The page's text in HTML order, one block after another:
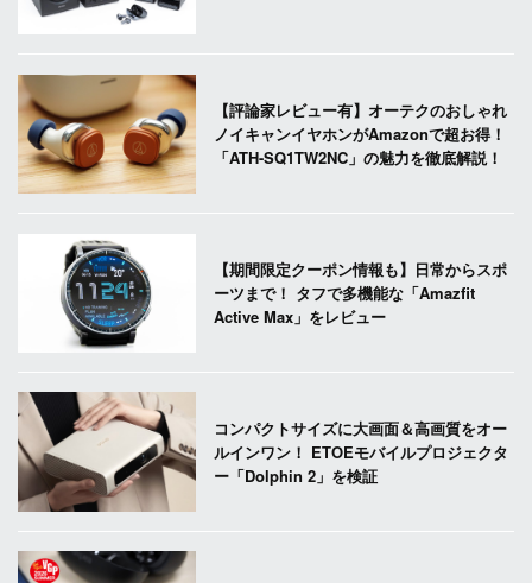
【評論家レビュー有】オーテクのおしゃれ
ノイキャンイヤホンがAmazonで超お得！
「ATH-SQ1TW2NC」の魅力を徹底解説！
【期間限定クーポン情報も】日常からスポ
ーツまで！ タフで多機能な「Amazfit
Active Max」をレビュー
コンパクトサイズに大画面＆高画質をオー
ルインワン！ ETOEモバイルプロジェクタ
ー「Dolphin 2」を検証